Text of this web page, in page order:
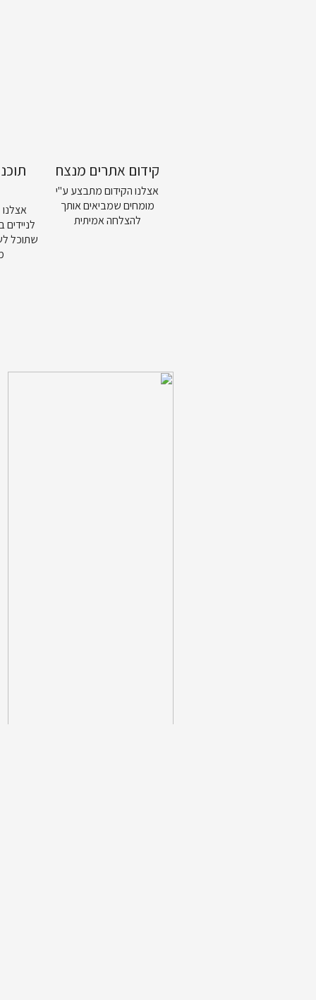
קידום אתרים מנצח
אצלנו הקידום מתבצע ע"י
מומחים שמביאים אותך
להצלחה אמיתית
לניידים
שתוכל